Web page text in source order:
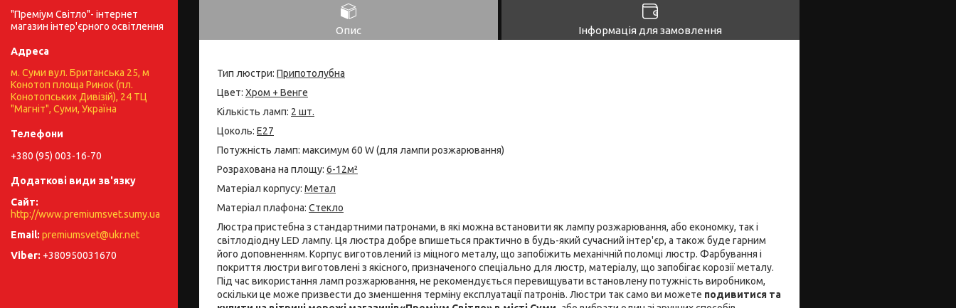
Опис Інформація для замовлення
Тип люстри: Припотолубна
Цвет: Хром + Венге
Кількість ламп: 2 шт.
Цоколь: Е27
Потужність ламп: максимум 60 W (для лампи розжарювання)
Розрахована на площу: 6-12м²
Матеріал корпусу: Метал
Матеріал плафона: Стекло
Люстра пристебна з стандартними патронами, в які можна встановити як лампу розжарювання, або економку, так і
світлодіодну LED лампу. Ця люстра добре впишеться практично в будь-який сучасний інтер'єр, а також буде гарним
його доповненням. Корпус виготовлений із міцного металу, що запобіжить механічній поломці люстр. Фарбування і
покриття люстри виготовлені з якісного, призначеного спеціально для люстр, матеріалу, що запобігає корозії металу.
Під час використання ламп розжарювання, не рекомендується перевищувати встановлену потужність виробником,
оскільки це може призвести до зменшення терміну експлуатації патронів. Люстри так само ви можете подивитися та
"Преміум Світло"- інтернет
магазин інтер'єрного освітлення
м. Суми вул. Британська 25, м
Конотоп площа Ринок (пл.
Конотопських Дивізій), 24 ТЦ
"Магніт", Суми, Україна
+380 (95) 003-16-70
http://www.premiumsvet.sumy.ua
premiumsvet@ukr.net
+380950031670